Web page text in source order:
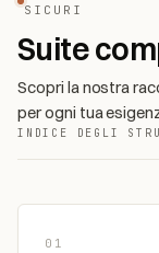
SICURI
Suite
Scopri la nostra
per ogni tua
INDICE DEGLI
01